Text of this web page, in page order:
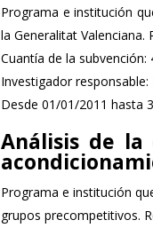
Programa e institución
la Generalitat Valenciana.
Cuantía de la subvención:
Investigador responsable:
Desde 01/01/2011 hasta
Análisis de
Programa e institución
grupos precompetitivos.